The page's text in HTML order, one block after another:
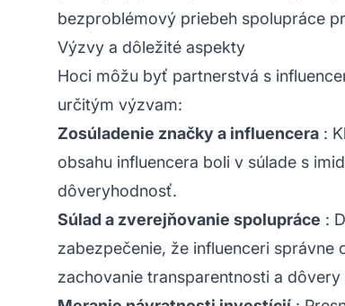
bezproblémový priebeh spolupráce
Výzvy a dôležité aspekty
Hoci môžu byť partnerstvá s
určitým výzvam:
Zosúladenie značky a influencera :
obsahu influencera boli v súlade s
dôveryhodnosť.
Súlad a zverejňovanie spolupráce :
zabezpečenie, že influenceri správne
zachovanie transparentnosti a dôvery